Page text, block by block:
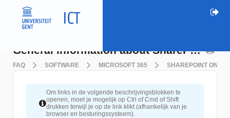
General information about SharePoint
FAQ SOFTWARE MICROSOFT 365 SHAREPOINT
Om links in de volgende beschrijvingsblokken te
openen, moet je mogelijk op Ctrl of Cmd of Shift
drukken terwijl je op de link klikt (afhankelijk van je
browser en besturingssysteem).